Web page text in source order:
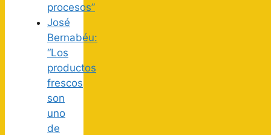
procesos”
José
Bernabéu:
“Los
productos
frescos
son
uno
de